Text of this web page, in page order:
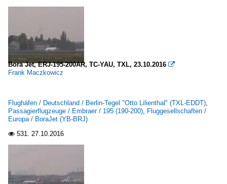
Bora Jet, ERJ-195-200AR, TC-YAU, TXL, 23.10.2016 
Frank Maczkowicz
Flughäfen / Deutschland / Berlin-Tegel "Otto Lilienthal" (TXL-EDDT),
Passagierflugzeuge / Embraer / 195 (190-200), Fluggesellschaften /
Europa / BoraJet (YB-BRJ)
 531. 27.10.2016